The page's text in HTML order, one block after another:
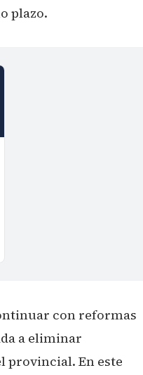
plazo.
con reformas
a eliminar
provincial. En este